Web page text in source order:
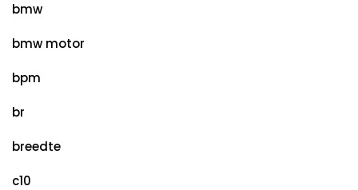
bmw
bmw motor
bpm
br
breedte
c10